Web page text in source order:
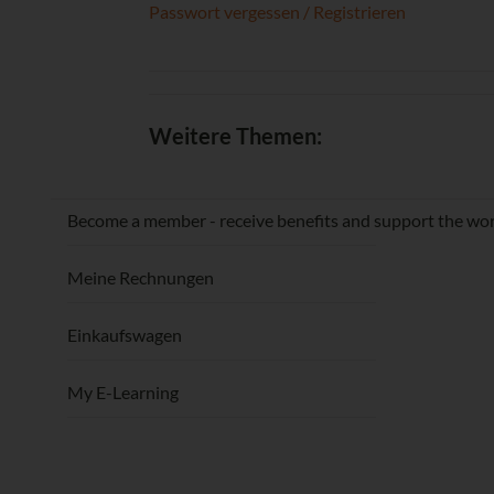
Passwort vergessen / Registrieren
Weitere Themen:
Become a member - receive benefits and support the
Meine Rechnungen
Einkaufswagen
My E-Learning